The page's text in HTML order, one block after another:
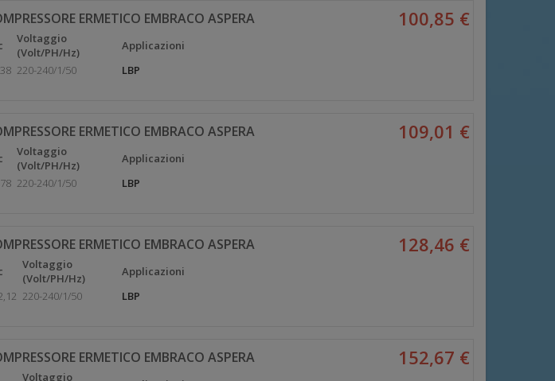
ERMETICO EMBRACO ASPERA 100,85 €
Voltaggio
(Volt/PH/Hz)
Applicazioni
220-240/1/50 LBP
ERMETICO EMBRACO ASPERA 109,01 €
Voltaggio
(Volt/PH/Hz)
Applicazioni
220-240/1/50 LBP
ERMETICO EMBRACO ASPERA 128,46 €
Voltaggio
(Volt/PH/Hz)
Applicazioni
220-240/1/50 LBP
ERMETICO EMBRACO ASPERA 152,67 €
Voltaggio